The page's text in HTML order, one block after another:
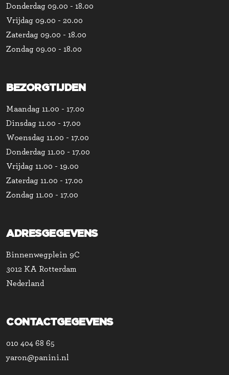
Donderdag 09.00 - 18.00
Vrijdag 09.00 - 20.00
Zaterdag 09.00 - 18.00
Zondag 09.00 - 18.00
BEZORGTIJDEN
Maandag 11.00 - 17.00
Dinsdag 11.00 - 17.00
Woensdag 11.00 - 17.00
Donderdag 11.00 - 17.00
Vrijdag 11.00 - 19.00
Zaterdag 11.00 - 17.00
Zondag 11.00 - 17.00
ADRESGEGEVENS
Binnenwegplein 9C
3012 KA Rotterdam
Nederland
CONTACTGEGEVENS
010 404 68 65
yaron@panini.nl